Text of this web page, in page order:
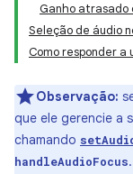
Ganho atrasado
Seleção de áudio
Como responder a
Observação:
que ele gerencie a
chamando
handleAudioFocus